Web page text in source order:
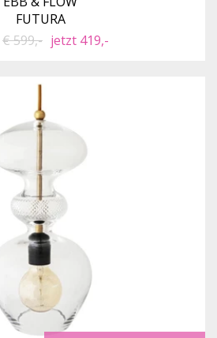
FUTURA
€ 599,- jetzt 419,-